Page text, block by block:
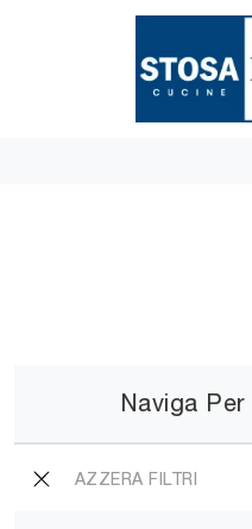
Naviga Per
AZZERA FILTRI